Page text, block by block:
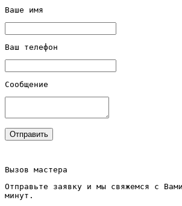
Ваше имя
Ваш телефон
Сообщение
Вызов мастера
Отправьте заявку и мы свяжемся с
минут.